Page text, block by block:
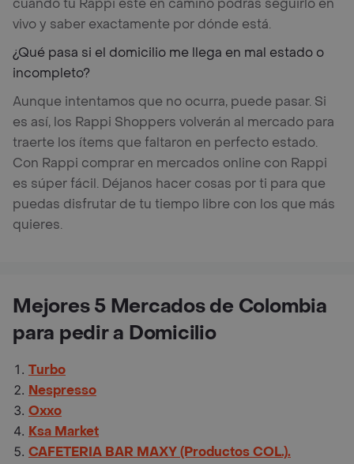
cuando tu Rappi esté en camino podrás seguirlo en
vivo y saber exactamente por dónde está.
¿Qué pasa si el domicilio me llega en mal estado o
incompleto?
Aunque intentamos que no ocurra, puede pasar. Si
es así, los Rappi Shoppers volverán al mercado para
traerte los ítems que faltaron en perfecto estado.
Con Rappi comprar en mercados online con Rappi
es súper fácil. Déjanos hacer cosas por ti para que
puedas disfrutar de tu tiempo libre con los que más
quieres.
Mejores 5 Mercados de Colombia
para pedir a Domicilio
Turbo
Nespresso
Oxxo
Ksa Market
CAFETERIA BAR MAXY (Productos COL.).